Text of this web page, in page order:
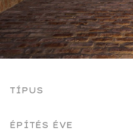
TÍPUS
ÉPÍTÉS ÉVE